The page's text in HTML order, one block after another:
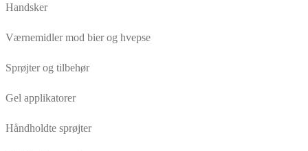
Handsker
Værnemidler mod bier og hvepse
Sprøjter og tilbehør
Gel applikatorer
Håndholdte sprøjter